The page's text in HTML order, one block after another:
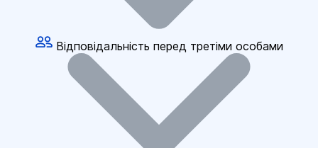
Відповідальність перед третіми особами